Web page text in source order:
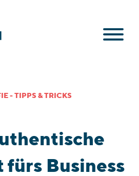
-TIPPS & TRICKS
fürs Business